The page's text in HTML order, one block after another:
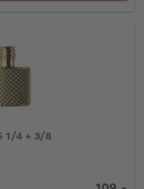
1/4 + 3/8